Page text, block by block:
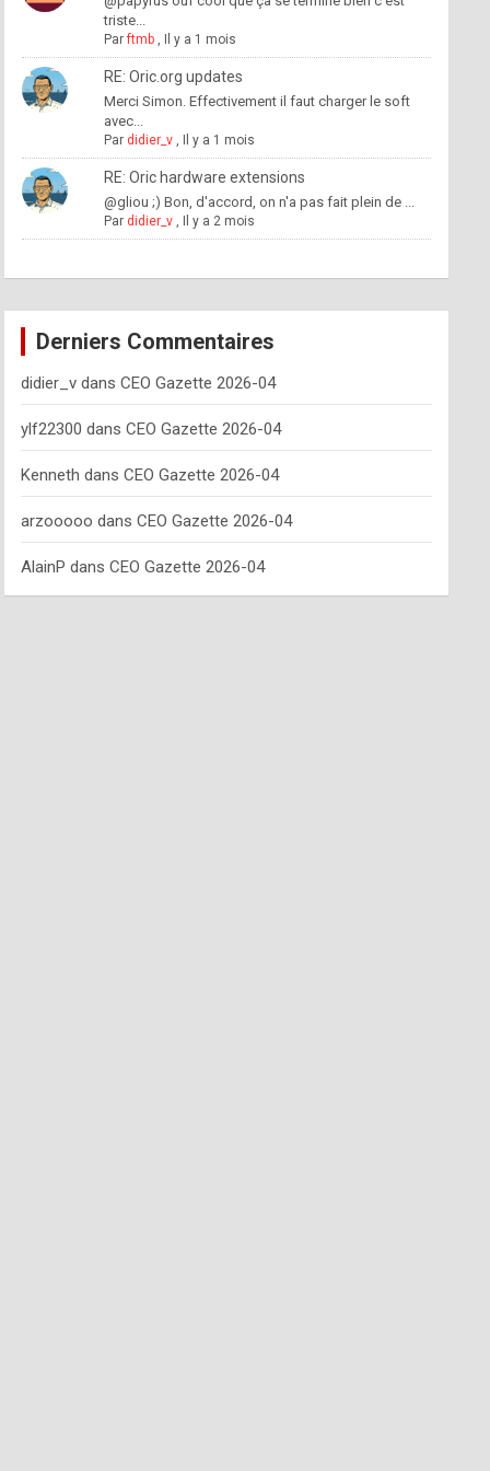
triste...
Parftmb, Il y a 1 mois
RE: Oric.org updates
Merci Simon. Effectivement il faut charger le soft
avec...
Par didier_v, Il y a 1 mois
RE: Oric hardware extensions
@gliou ;) Bon, d'accord, on n'a pas fait plein de ...
Par didier_v, Il y a 2 mois
Derniers Commentaires
didier_vdans CEO Gazette 2026-04
ylf22300 dans CEO Gazette 2026-04
Kenneth dans CEO Gazette 2026-04
arzooooo dans CEO Gazette 2026-04
AlainP dans CEO Gazette 2026-04